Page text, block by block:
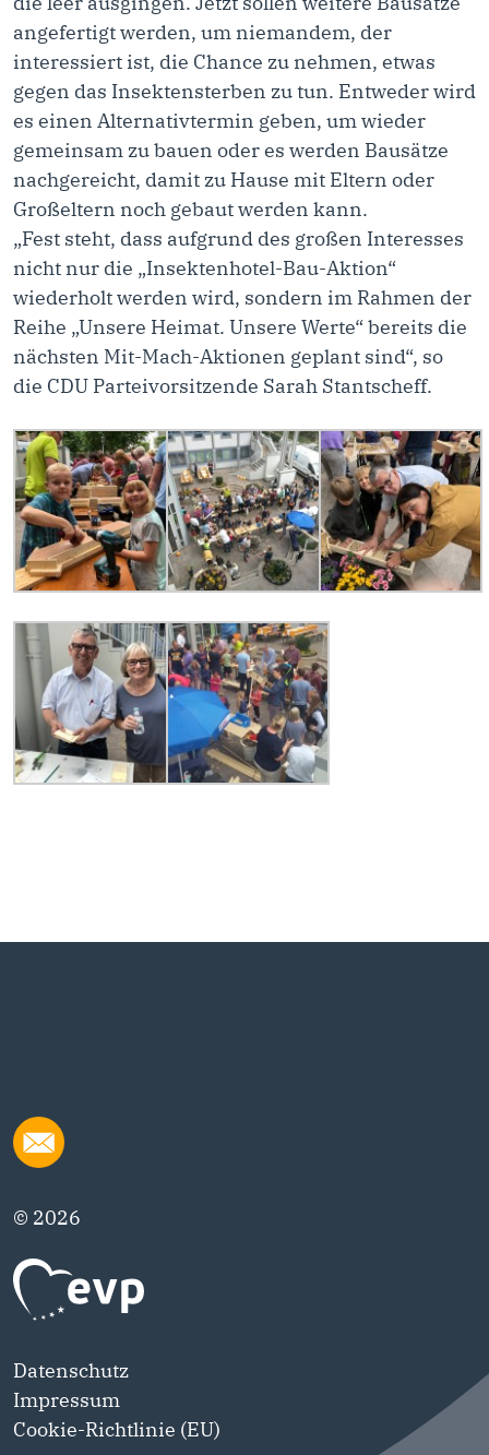
angefertigt werden, um niemandem, der
interessiert ist, die Chance zu nehmen, etwas
gegen das Insektensterben zu tun. Entweder wird
es einen Alternativtermin geben, um wieder
gemeinsam zu bauen oder es werden Bausätze
nachgereicht, damit zu Hause mit Eltern oder
Großeltern noch gebaut werden kann.
„Fest steht, dass aufgrund des großen Interesses
nicht nur die „Insektenhotel-Bau-Aktion“
wiederholt werden wird, sondern im Rahmen der
Reihe „Unsere Heimat. Unsere Werte“ bereits die
nächsten Mit-Mach-Aktionen geplant sind“, so
die CDU Parteivorsitzende Sarah Stantscheff.
© 2026
Datenschutz
Impressum
Cookie-Richtlinie (EU)